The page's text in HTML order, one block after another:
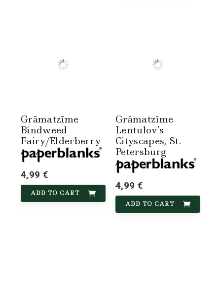
Grāmatzīme
Bindweed
Fairy/Elderberry
4,99 €
ADD TO CART
Grāmatzīme
Lentulov’s
Cityscapes, St.
Petersburg
4,99 €
ADD TO CART